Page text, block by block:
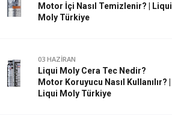
Motor İçi Nasıl Temizlenir? | Liqui
Moly Türkiye
03 HAZİRAN
Liqui Moly Cera Tec Nedir?
Motor Koruyucu Nasıl Kullanılır? |
Liqui Moly Türkiye